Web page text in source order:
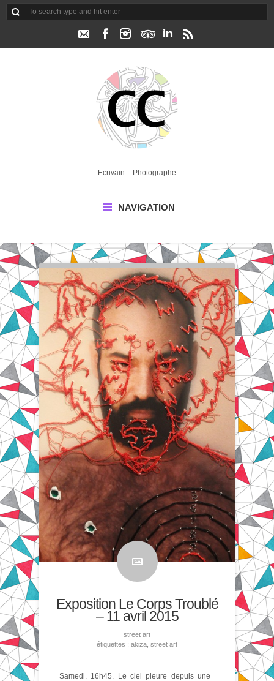
Ecrivain – Photographe
NAVIGATION
Exposition Le Corps Troublé
– 11 avril 2015
street art
étiquettes : akiza street art
Samedi. 16h45. Le ciel pleure depuis une